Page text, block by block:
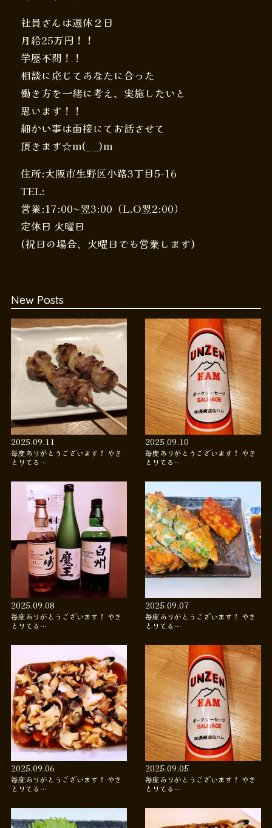
社員さんは週休２日
月給25万円！！
学歴不問！！
相談に応じてあなたに合った
働き方を一緒に考え、実施したいと
思います！！
細かい事は面接にてお話させて
頂きます☆m(_ _)m
住所:大阪市生野区小路3丁目5-16
TEL:
営業:17:00〜翌3:00（L.O翌2:00）
定休日 火曜日
(祝日の場合、火曜日でも営業します)
New Posts
2025.09.11
毎度ありがとうございます！ やき
とりてる…
2025.09.10
毎度ありがとうございます！ やき
とりてる…
2025.09.08
毎度ありがとうございます！ やき
とりてる…
2025.09.07
毎度ありがとうございます！ やき
とりてる…
2025.09.06
毎度ありがとうございます！ やき
とりてる…
2025.09.05
毎度ありがとうございます！ やき
とりてる…